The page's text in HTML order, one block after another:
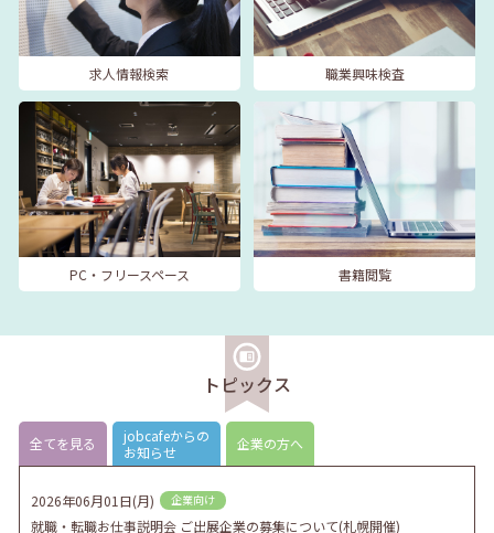
求人情報検索 職業興味検査
PC・フリースペース 書籍閲覧
トピックス
全てを見る
jobcafeからの
お知らせ
企業の方へ
2026年06月01日(月) 企業向け
就職・転職お仕事説明会 ご出展企業の募集について(札幌開催)